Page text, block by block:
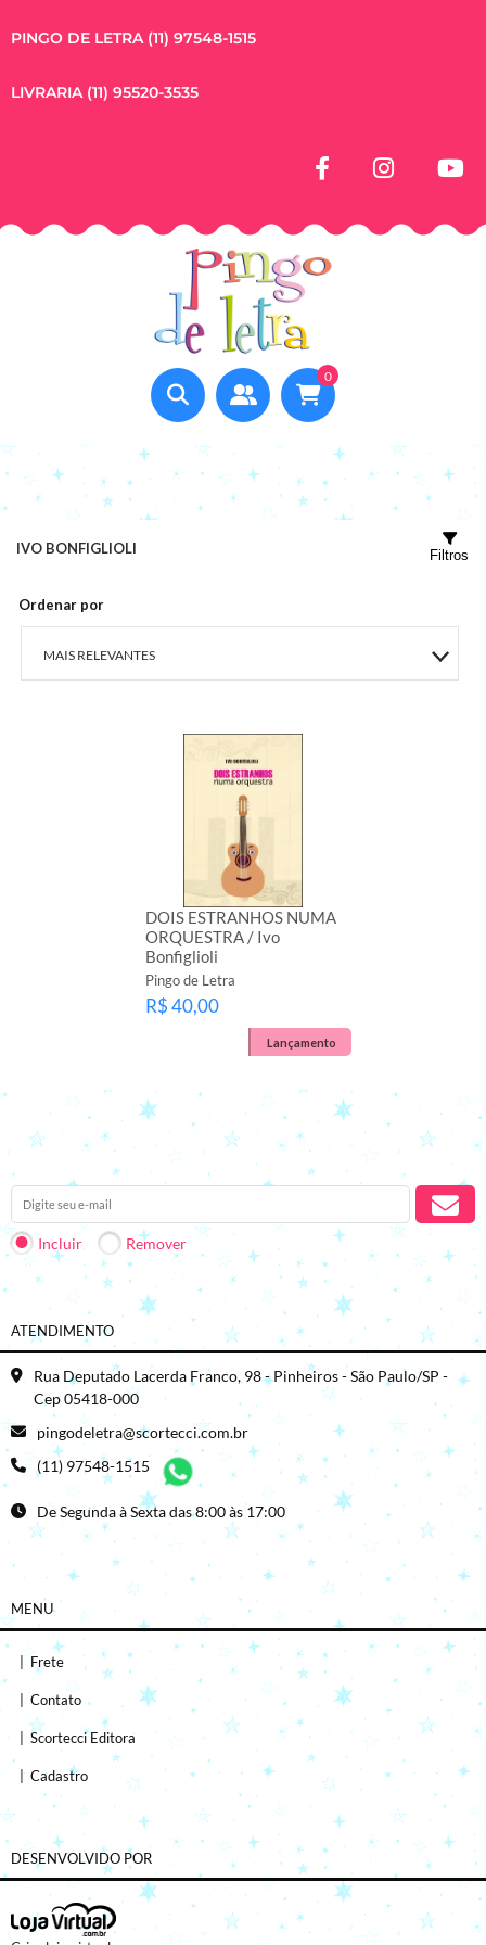
PINGO DE LETRA (11) 97548-1515
LIVRARIA (11) 95520-3535
0
IVO BONFIGLIOLI
Ordenar por
MAIS RELEVANTES
Filtros
DOIS ESTRANHOS NUMA
ORQUESTRA / Ivo
Bonfiglioli
Pingo de Letra
R$ 40,00
Lançamento
Receba nossas novidades em seu e-mail.
Incluir Remover
ATENDIMENTO
Rua Deputado Lacerda Franco, 98 - Pinheiros - São Paulo/SP -
Cep 05418-000
pingodeletra@scortecci.com.br
(11) 97548-1515
De Segunda à Sexta das 8:00 às 17:00
MENU
| Frete
| Contato
| Scortecci Editora
| Cadastro
DESENVOLVIDO POR